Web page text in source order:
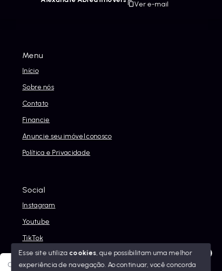
Olá! Sua jornada ao novo imóvel começa aqui. Como posso
Menu
Início
Sobre nós
Contato
Financie
Anuncie seu imóvel conosco
Política e Privacidade
Social
Instagram
Youtube
TikTok
Ver e-mail
Esse site utiliza cookies, que possibilitam uma melhor
experiência de navegação.Ao continuar, você concorda